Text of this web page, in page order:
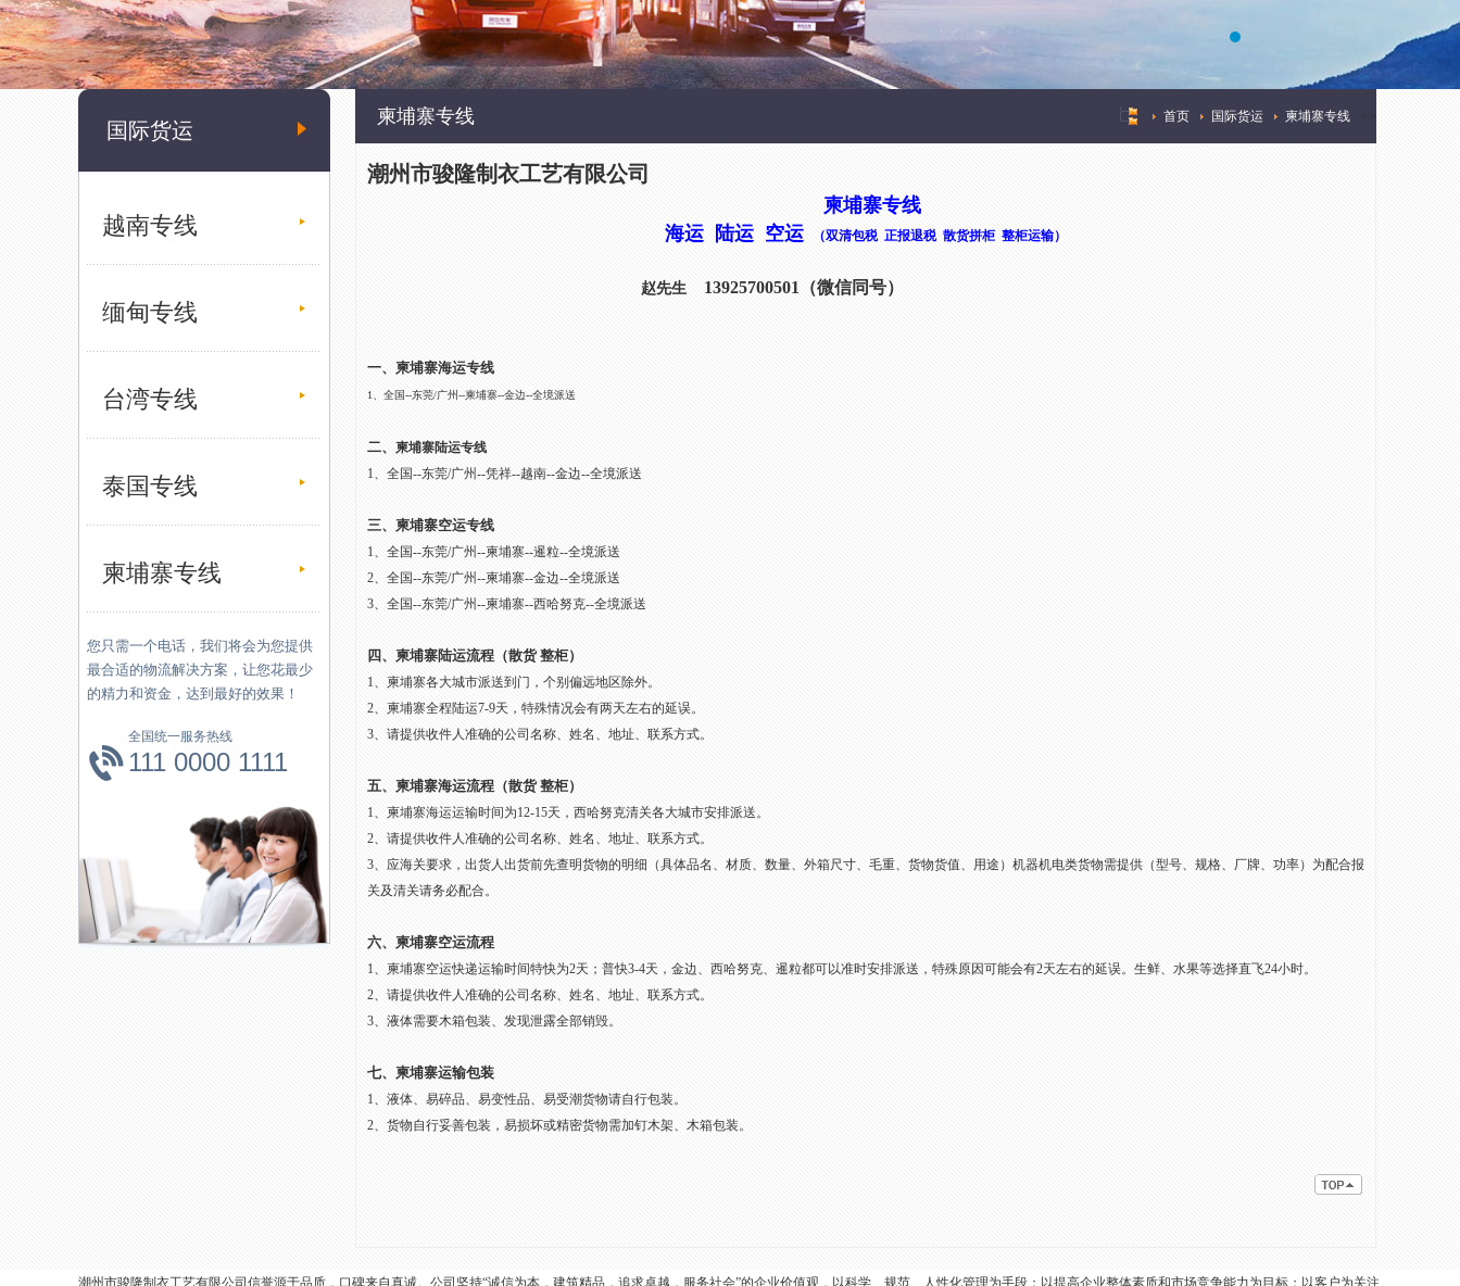
国际货运
越南专线
缅甸专线
台湾专线
泰国专线
柬埔寨专线
您只需一个电话，我们将会为您提供
最合适的物流解决方案，让您花最少
的精力和资金，达到最好的效果！
全国统一服务热线
111 0000 1111
柬埔寨专线 首页 国际货运 柬埔寨专线
潮州市骏隆制衣工艺有限公司
柬埔寨专线
海运 陆运 空运
（双清包税 正报退税 散货拼柜 整柜运输）
赵先生 13925700501（微信同号）
一、 柬埔寨海运专线
1、全国--东莞/广州--柬埔寨--金边--全境派送
二、 柬埔寨陆运专线
1、全国--东莞/广州--凭祥--越南--金边--全境派送
三、柬埔寨空运专线
1、全国--东莞/广州--柬埔寨--暹粒--全境派送
2、全国--东莞/广州--柬埔寨--金边--全境派送
3、全国--东莞/广州--柬埔寨--西哈努克--全境派送
四、柬埔寨陆运流程（散货 整柜）
1、柬埔寨各大城市派送到门，个别偏远地区除外。
2、柬埔寨全程陆运7-9天，特殊情况会有两天左右的延误。
3、请提供收件人准确的公司名称、姓名、地址、联系方式。
五、柬埔寨海运流程（散货 整柜）
1、柬埔寨海运运输时间为12-15天，西哈努克清关各大城市安排派送。
2、请提供收件人准确的公司名称、姓名、地址、联系方式。
3、应海关要求，出货人出货前先查明货物的明细（具体品名、材质、数量、外箱尺寸、毛重、货物货值、用途） 机器机电类货物需提供（型号、规格、厂牌、功率）为配合报
关及清关请务必配合。
六、柬埔寨空运流程
1、柬埔寨空运快递运输时间特快为2天；普快3-4天，金边、西哈努克、暹粒都可以准时安排派送，特殊原因可能会有2天左右的延误。生鲜、水果等选择直飞24小时。
2、请提供收件人准确的公司名称、姓名、地址、联系方式。
3、液体需要木箱包装、发现泄露全部销毁。
七、柬埔寨运输包装
1、液体、易碎品、易变性品、易受潮货物请自行包装。
2、货物自行妥善包装，易损坏或精密货物需加钉木架、木箱包装。
潮州市骏隆制衣工艺有限公司信誉源于品质，口碑来自真诚。公司坚持“诚信为本，建筑精品，追求卓越，服务社会”的企业价值观，以科学、规范、人性化管理为手段；以提高企业整体素质和市场竞争能力为目标；以客户为关注